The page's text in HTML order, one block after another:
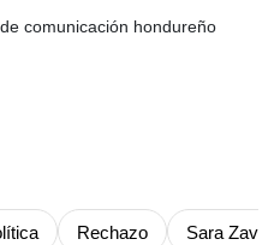
comunicación hondureño
Rechazo Sara Zavala